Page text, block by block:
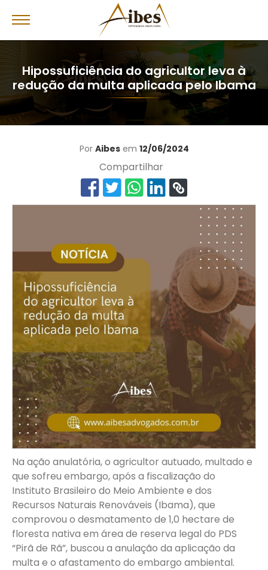
Hipossuficiência do agricultor leva à
redução da multa aplicada pelo Ibama
Por Aibesem 12/06/2024
Compartilhar
Na ação anulatória, o agricultor autuado, multado e
que sofreu embargo, após a fiscalização do
Instituto Brasileiro do Meio Ambiente e dos
Recursos Naturais Renováveis (Ibama), que
comprovou o desmatamento de 1,0 hectare de
floresta nativa em área de reserva legal do PDS
“Pirã de Rã”, buscou a anulação da aplicação da
multa e o afastamento do embargo ambiental.